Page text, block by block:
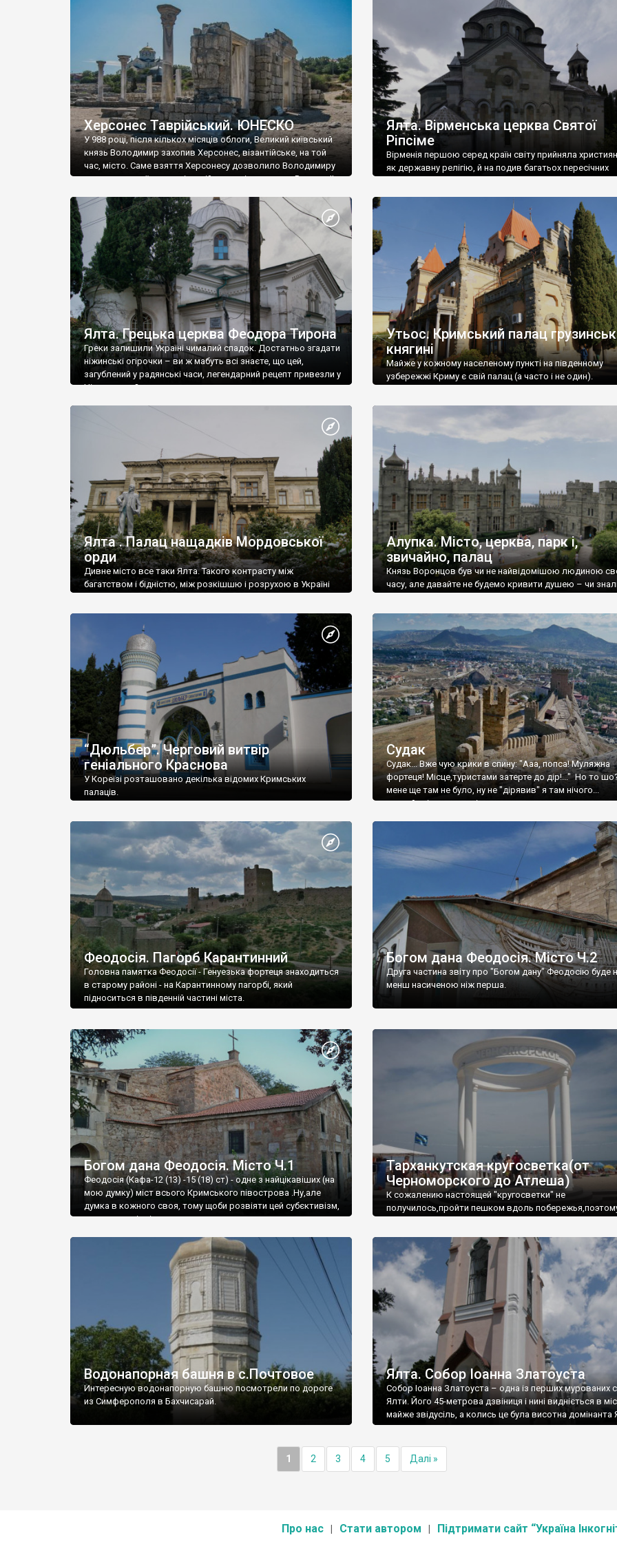
візантійської доби. Раритети викрадені з фондів об’єкту
культурної спадщини ЮНЕСКО «Херсонеса Таврійського».
Офіційно – на виставку «Золото Візантії», але експерти та
влада в Україні вважають це лише […]
називаються «повстяками» (postaki)…” “Вино. Крим
виробляє відмінне вино і його вдосталь: воно все
легке біле і дуже […]
Херсонес Таврійський. ЮНЕСКО
У 988 році, після кількох місяців облоги, Великий київський
князь Володимир захопив Херсонес, візантійське, на той
час, місто. Саме взяття Херсонесу дозволило Володимиру
диктувати свої умови візантійському імператору Василю ІІ,
Херсонесі Володимир-язичник, став Василем-
християнином. А потім було Хрещення Русі. На честь
Херсонесу Таврійського названо місто […]
Ялта. Вірменська церква Святої
Ріпсіме
Вірменія першою серед країн світу прийняла
як державну релігію, й на подив багатьох пересічних
Ялта. Грецька церква Феодора Тирона
Греки залишили Україні чималий спадок. Достатньо згадати
ніжинські огірочки – ви ж мабуть всі знаєте, що цей,
загублений у радянські часи, легендарний рецепт привезли у
Ніжин греки?
Утьос. Кримський палац
княгині
Майже у кожному населеному пункті на південному
узбережжі Криму є свій палац (а часто і не один).
Ялта . Палац нащадків Мордовської
орди
Дивне місто все таки Ялта. Такого контрасту між
багатством і бідністю, між розкішшю і розрухою в Україні
Алупка. Місто, церква, парк і,
звичайно, палац
Князь Воронцов був чи не найвідомішою людиною
часу, але давайте не будемо кривити душею – чи
“Дюльбер”. Черговий витвір
геніального Краснова
У Кореїзі розташовано декілька відомих Кримських
палаців.
Судак
Судак... Вже чую крики в спину: "Ааа, попса! Муляжна
фортеця! Місце,туристами затерте до дір!..." Но то
мене ще там не було, ну не "дірявив" я там нічого...
принаймні до цього літа.
Феодосія. Пагорб Карантинний
Головна памятка Феодосії - Генуезька фортеця знаходиться
в старому районі - на Карантинному пагорбі, який
підноситься в південній частині міста.
Богом дана Феодосія. Місто Ч.2
Друга частина звіту про "Богом дану" Феодосію буде
менш насиченою ніж перша.
Богом дана Феодосія. Місто Ч.1
Феодосія (Кафа-12 (13) -15 (18) ст) - одне з найцікавіших (на
мою думку) міст всього Кримського півострова .Ну,але
думка в кожного своя, тому щоби розвіяти цей субєктивізм,
запрошую відвідати це
Тарханкутская кругосветка(от
Черноморского до Атлеша)
К сожалению настоящей "кругосветки" не
получилось,пройти пешком вдоль
Водонапорная башня в с.Почтовое
Интересную водонапорную башню посмотрели по дороге
из Симферополя в Бахчисарай.
Ялта. Собор Іоанна Златоуста
Собор Іоанна Златоуста – одна із перших мурованих
Ялти. Його 45-метрова дзвіниця і нині видніється в
майже звідусіль, а колись це була висотна домінанта
1 2 3 4 5 Далі »
Про нас Стати автором Підтримати сайт “Україна